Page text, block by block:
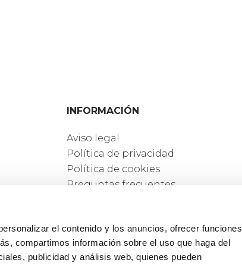
el contenido y los anuncios, ofrecer funciones
compartimos información sobre el uso que haga del
publicidad y análisis web, quienes pueden
INFORMACIÓN
Aviso legal
Política de privacidad
Política de cookies
Preguntas frecuentes